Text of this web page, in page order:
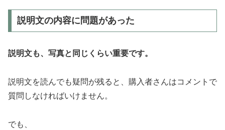
説明文の内容に問題があった
説明文も、写真と同じくらい重要です。
説明文を読んでも疑問が残ると、購入者さんはコメントで
質問しなければいけません。
でも、